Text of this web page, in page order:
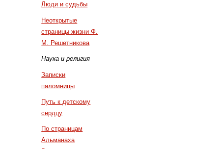
Люди и судьбы
Неоткрытые
страницы жизни Ф.
М. Решетникова
Наука и религия
Записки
паломницы
Путь к детскому
сердцу
По страницам
Альманаха